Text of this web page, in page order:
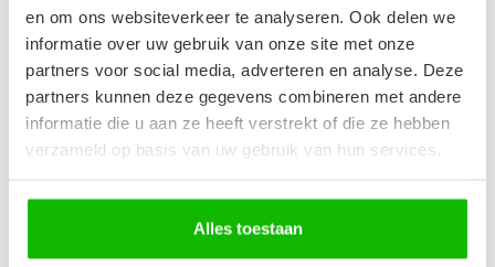
en om ons websiteverkeer te analyseren. Ook delen we
informatie over uw gebruik van onze site met onze
partners voor social media, adverteren en analyse. Deze
partners kunnen deze gegevens combineren met andere
informatie die u aan ze heeft verstrekt of die ze hebben
verzameld op basis van uw gebruik van hun services.
Alles toestaan
Recent bekeken